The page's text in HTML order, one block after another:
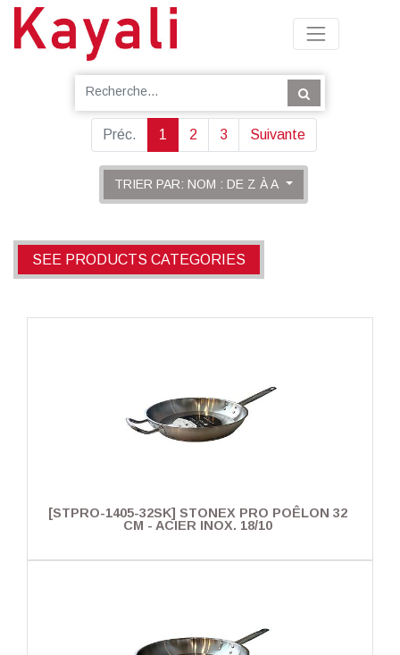
Préc. 1 2 3 Suivante
TRIER PAR: NOM : DE Z À A
SEE PRODUCTS CATEGORIES
[STPRO-1405-32SK] STONEX PRO POÊLON 32
CM - ACIER INOX. 18/10